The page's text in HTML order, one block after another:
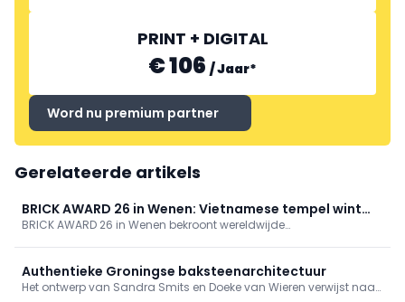
PRINT + DIGITAL
€ 106 /Jaar*
Word nu premium partner
Gerelateerde artikels
BRICK AWARD 26 in Wenen: Vietnamese tempel wint
Grand Prize
BRICK AWARD 26 in Wenen bekroont wereldwijde
woonproject Barcelona, La Hacienda Jalisco (Mexico),
studentenproject Endless Brick Playground; Special Prize: Kortrijk.
Authentieke Groningse baksteenarchitectuur
Het ontwerp van Sandra Smits en Doeke van Wieren verwijst naar